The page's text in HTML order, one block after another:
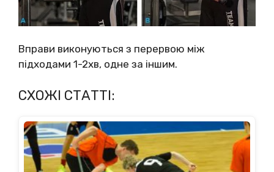
Вправи виконуються з перервою між
підходами 1-2хв, одне за іншим.
СХОЖІ СТАТТІ: